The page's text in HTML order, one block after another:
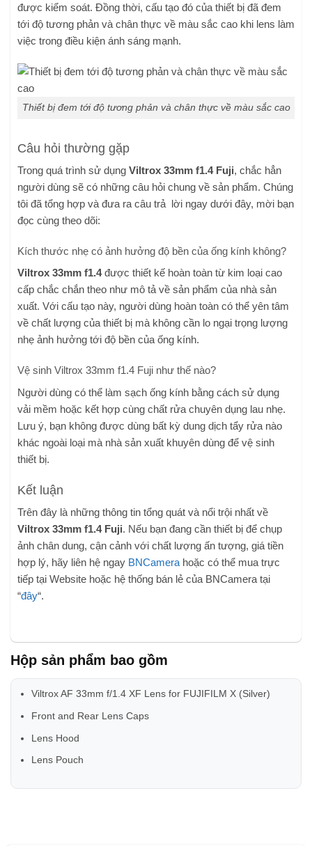
được kiểm soát. Đồng thời, cấu tạo đó của thiết bị đã đem
tới độ tương phản và chân thực về màu sắc cao khi lens làm
việc trong điều kiện ánh sáng mạnh.
Thiết bị đem tới độ tương phản và chân thực về màu sắc cao
Câu hỏi thường gặp
Trong quá trình sử dụng Viltrox 33mm f1.4 Fuji, chắc hẳn
người dùng sẽ có những câu hỏi chung về sản phẩm. Chúng
tôi đã tổng hợp và đưa ra câu trả lời ngay dưới đây, mời bạn
đọc cùng theo dõi:
Kích thước nhẹ có ảnh hưởng độ bền của ống kính không?
Viltrox 33mm f1.4được thiết kế hoàn toàn từ kim loại cao
cấp chắc chắn theo như mô tả về sản phẩm của nhà sản
xuất. Với cấu tạo này, người dùng hoàn toàn có thể yên tâm
về chất lượng của thiết bị mà không cần lo ngại trọng lượng
nhẹ ảnh hưởng tới độ bền của ống kính.
Vệ sinh Viltrox 33mm f1.4 Fuji như thế nào?
Người dùng có thể làm sạch ống kính bằng cách sử dụng
vải mềm hoặc kết hợp cùng chất rửa chuyên dụng lau nhẹ.
Lưu ý, bạn không được dùng bất kỳ dung dịch tẩy rửa nào
khác ngoài loại mà nhà sản xuất khuyên dùng để vệ sinh
thiết bị.
Kết luận
Trên đây là những thông tin tổng quát và nổi trội nhất về
Viltrox 33mm f1.4 Fuji. Nếu bạn đang cần thiết bị để chụp
ảnh chân dung, cận cảnh với chất lượng ấn tượng, giá tiền
hợp lý, hãy liên hệ ngay BNCamera hoặc có thể mua trực
tiếp tại Website hoặc hệ thống bán lẻ của BNCamera tại
“đây“.
Hộp sản phẩm bao gồm
Viltrox AF 33mm f/1.4 XF Lens for FUJIFILM X (Silver)
Front and Rear Lens Caps
Lens Hood
Lens Pouch